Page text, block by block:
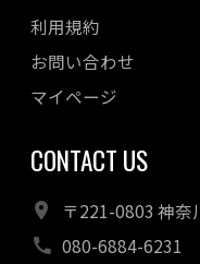
2022年04月
利用規約
お問い合わせ
マイページ
CONTACT US
〒221-0803 神
080-6884-6231